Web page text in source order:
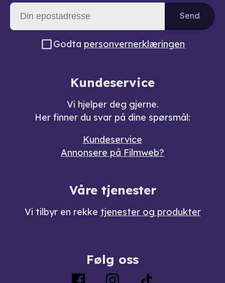
Send
Godta personvernerklæringen
Kundeservice
Vi hjelper deg gjerne.
Her finner du svar på dine spørsmål:
Kundeservice
Annonsere på Filmweb?
Våre tjenester
Vi tilbyr en rekke tjenester og produkter
Følg oss